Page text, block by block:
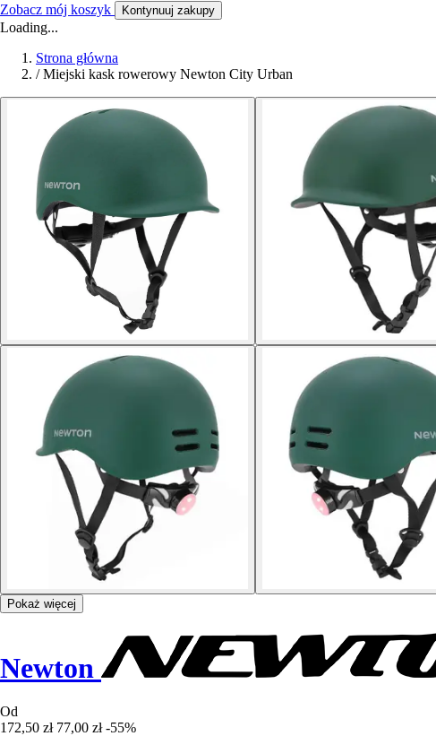
Zobacz mój koszyk Kontynuuj zakupy
Loading...
Strona główna
/ Miejski kask rowerowy Newton City Urban
Pokaż więcej
Newton
Od
172,50 zł 77,00 zł -55%